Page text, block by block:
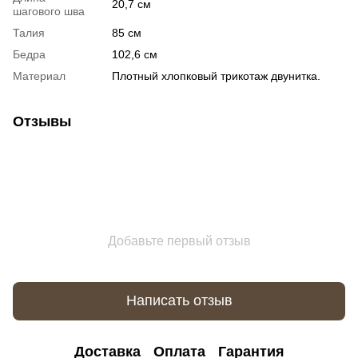
шагового шва
20,7 см
Талия
85 см
Бедра
102,6 см
Материал
Плотный хлопковый трикотаж двунитка.
Отзывы
Добавьте первый отзыв
Написать отзыв
Доставка Оплата Гарантия